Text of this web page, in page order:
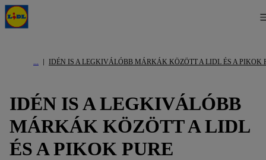
IDÉN IS A LEGKIVÁLÓBB MÁRKÁK KÖZÖTT A LIDL ÉS A PIKOK
IDÉN IS A LEGKIVÁLÓBB
MÁRKÁK KÖZÖTT A LIDL
ÉS A PIKOK PURE